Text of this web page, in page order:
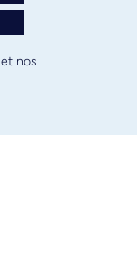
et nos